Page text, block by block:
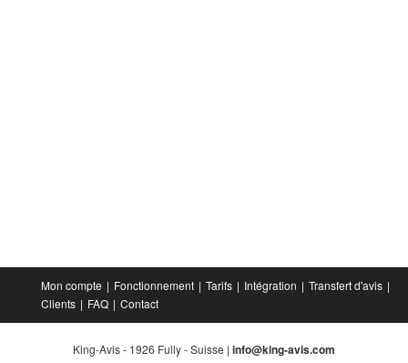
Mon compte Fonctionnement Tarifs Intégration
Transfert d'avis
Clients
FAQ Contact
King-Avis - 1926 Fully - Suisse | info@king-avis.com